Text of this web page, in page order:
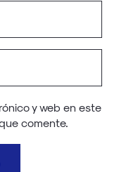
y web en este
comente.